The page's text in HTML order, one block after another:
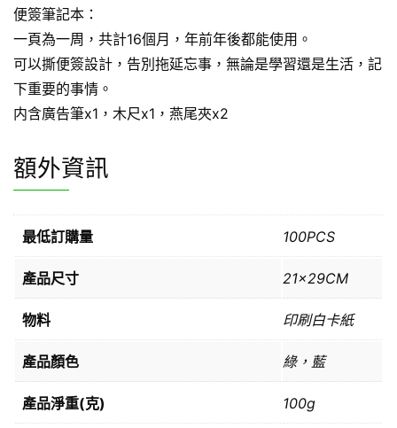
便簽筆記本：
一頁為一周，共計16個月，年前年後都能使用。
可以撕便簽設計，告別拖延忘事，無論是學習還是生活，記
下重要的事情。
内含廣告筆x1，木尺x1，燕尾夾x2
額外資訊
最低訂購量 100PCS
產品尺寸 21x29CM
物料 印刷白卡紙
產品顏色 綠，藍
產品淨重(克) 100g